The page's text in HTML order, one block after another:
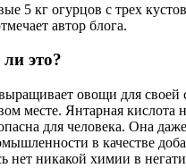
5 кг огурцов с трех
автор блога.
это?
овощи для своей
месте. Янтарная кислота
для человека. Она
в качестве
нет никакой химии в